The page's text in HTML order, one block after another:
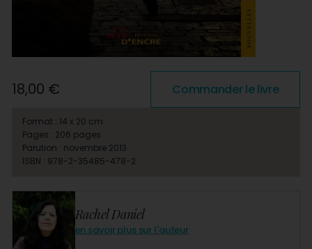
Rachel Daniel
en savoir plus sur l'auteur
18,00 € Commander le livre
Format : 14 x 20 cm
Pages : 206 pages
Parution : novembre 2013
ISBN : 978-2-35485-478-2